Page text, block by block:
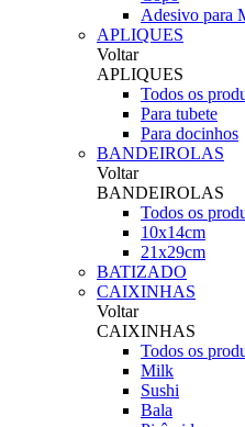
Adesivo para
APLIQUES
Voltar
APLIQUES
Todos os
Para tubete
Para docinhos
BANDEIROLAS
Voltar
BANDEIROLAS
Todos os
10x14cm
21x29cm
BATIZADO
CAIXINHAS
Voltar
CAIXINHAS
Todos os
Milk
Sushi
Bala